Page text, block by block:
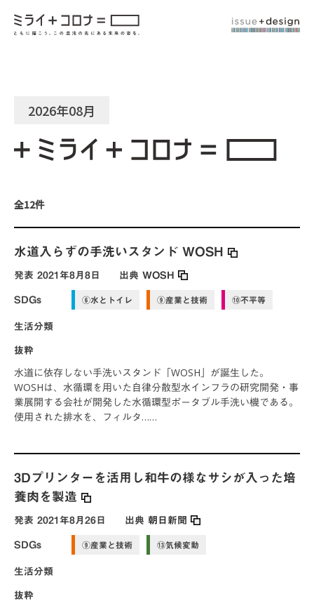
2026年08月
全12件
水道入らずの手洗いスタンド WOSH
発表 2021年8月8日 出典WOSH
SDGs ⑥水とトイレ ⑨産業と技術 ⑩不平等
生活分類
抜粋
水道に依存しない手洗いスタンド「WOSH」が誕生した。
WOSHは、水循環を用いた自律分散型水インフラの研究開発・事
業展開する会社が開発した水循環型ポータブル手洗い機である。
使用された排水を、フィルタ……
3Dプリンターを活用し和牛の様なサシが入った培
養肉を製造
発表 2021年8月26日 出典 朝日新聞
SDGs ⑨産業と技術 ⑬気候変動
生活分類
抜粋